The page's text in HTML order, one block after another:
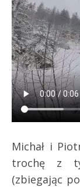
Michał i
trochę z
(zbiegając